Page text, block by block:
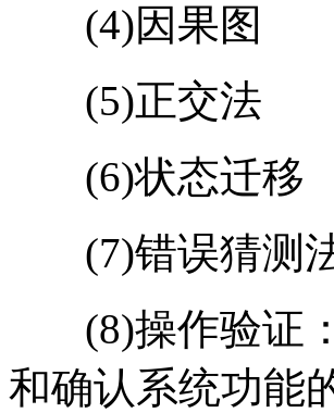
(4)因果图
(5)正交法
(6)状态迁移
(7)错误猜测
(8)操作验证：
和确认系统功能